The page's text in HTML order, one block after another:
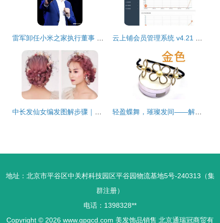
地址：北京市平谷区中关村科技园区平谷园物流基地5号-240313（集
群注册）
电话：1398328**
Copyright © 2026 www.gpqcd.com 美发饰品销售 北京通瑞冠商贸有